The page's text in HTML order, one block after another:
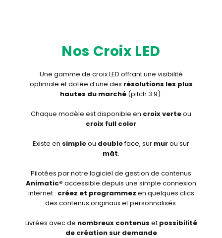
Nos Croix LED
Une gamme de croix LED offrantune visibilité
optimale et dotée d’une des résolutions les plus
hautes du marché (pitch 3.9).
Chaque modèle est disponible en croix verteou
croix full color
Existe en simpleou doubleface, sur murou sur
mât.
Pilotées par notre logiciel de gestion de contenus
Animatic® accessible depuis une simple connexion
internet : créez et programmez en quelques clics
des contenus originaux et personnalisés.
Livrées avec de nombreux contenus et possibilité
de création sur demande